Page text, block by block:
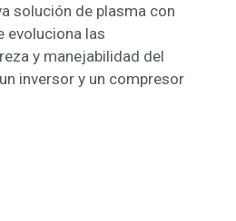
solución de plasma con
evoluciona las
y manejabilidad del
inversor y un compresor